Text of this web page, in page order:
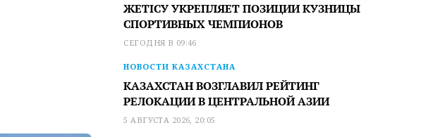
ЖЕТІСУ УКРЕПЛЯЕТ ПОЗИЦИИ КУЗНИЦЫ
СПОРТИВНЫХ ЧЕМПИОНОВ
СЕГОДНЯ В 09:46
НОВОСТИ КАЗАХСТАНА
КАЗАХСТАН ВОЗГЛАВИЛ РЕЙТИНГ
РЕЛОКАЦИИ В ЦЕНТРАЛЬНОЙ АЗИИ
5 АВГУСТА 2026, 20:05